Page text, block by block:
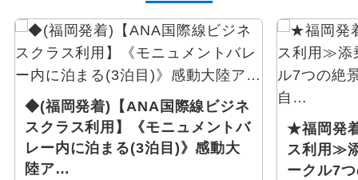
シカゴ
イエローストーン国立公園
ピッツバーグ(ペンシルバニア)
タルキートナ
◆(福岡発着)【ANA国際線ビジネ
スクラス利用】《モニュメントバ
レー内に泊まる(3泊目)》感動大
陸ア…
★福岡発
ス利用≫
ークル7